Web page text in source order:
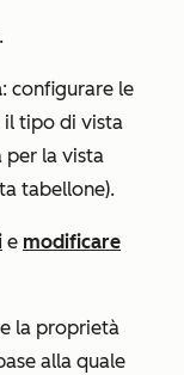
: configurare le
il tipo di vista
per la vista
tabellone).
e modificare
la proprietà
alla quale